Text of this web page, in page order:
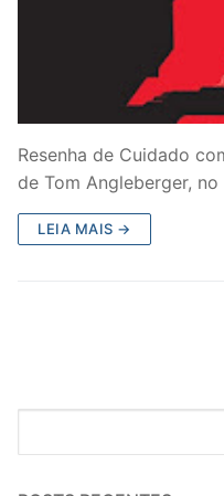
Resenha de Cuidado
de Tom Angleberger,
LEIA MAIS →